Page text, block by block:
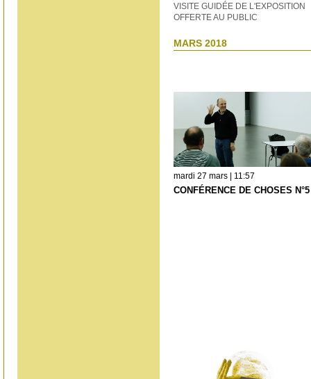
VISITE GUIDÉE DE L'EXPOSITION
OFFERTE AU PUBLIC
MARS 2018
mardi 27 mars | 11:57
CONFÉRENCE DE CHOSES N°5